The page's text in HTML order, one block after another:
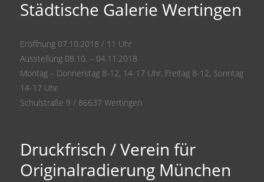
Städtische Galerie Wertingen
Eröffnung 07.10.2018 / 11 Uhr
Ausstellung 08.10. – 04.11.2018
Montag – Donnerstag 8-12, 14-17 Uhr, Freitag 8-12, Sonntag
14-17 Uhr
Schulstraße 9 / 86637 Wertingen
Druckfrisch / Verein für
Originalradierung München